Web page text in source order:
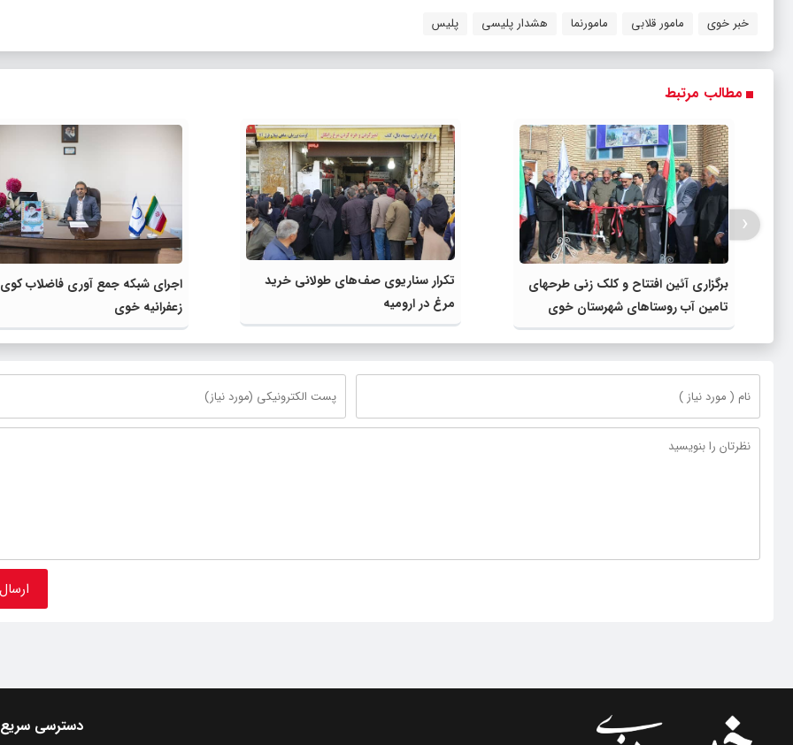
خبر خوی مامور قلابی مامورنما هشدار پلیسی پلیس
مطالب مرتبط
برگزاری آئین افتتاح و کلک زنی طرحهای
تامین آب روستاهای شهرستان خوی
تکرار سناریوی صف‌های طولانی خرید
مرغ در ارومیه
اجرای شبکه جمع آوری فاضلاب کوی
زعفرانیه خوی
‹
دسترسی سریع